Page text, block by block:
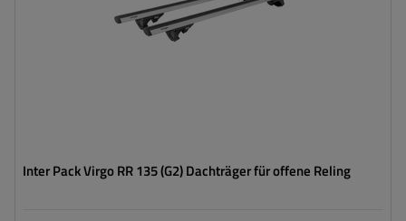
Inter Pack Virgo RR 135 (G2) Dachträger für offene Reling